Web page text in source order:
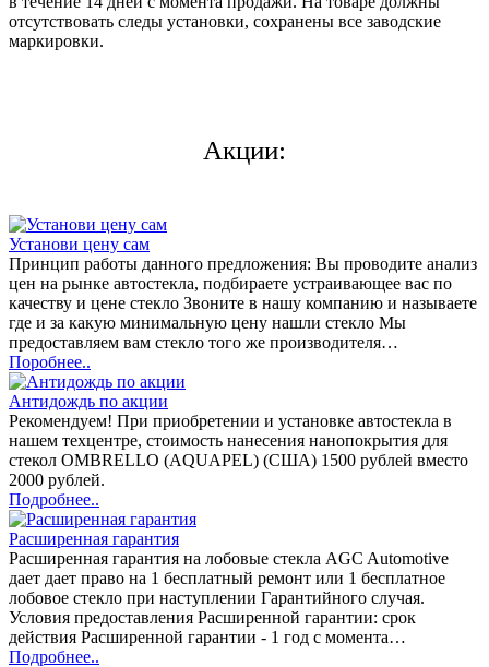
отсутствовать следы установки, сохранены все заводские
маркировки.
Акции:
Установи цену сам
Принцип работы данного предложения: Вы проводите анализ
цен на рынке автостекла, подбираете устраивающее вас по
качеству и цене стекло Звоните в нашу компанию и называете
где и за какую минимальную цену нашли стекло Мы
предоставляем вам стекло того же производителя…
Поробнее..
Антидождь по акции
Рекомендуем! При приобретении и установке автостекла в
нашем техцентре, стоимость нанесения нанопокрытия для
стекол OMBRELLO (AQUAPEL) (США) 1500 рублей вместо
2000 рублей.
Подробнее..
Расширенная гарантия
Расширенная гарантия на лобовые стекла AGC Automotive
дает дает право на 1 бесплатный ремонт или 1 бесплатное
лобовое стекло при наступлении Гарантийного случая.
Условия предоставления Расширенной гарантии: срок
действия Расширенной гарантии - 1 год с момента…
Подробнее..